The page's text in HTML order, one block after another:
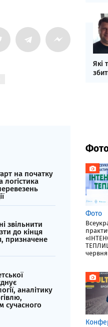
на початку
логістика
звільнити
до кінця
призначене
аналітику
сучасного
Які
Фото
Фото
червня